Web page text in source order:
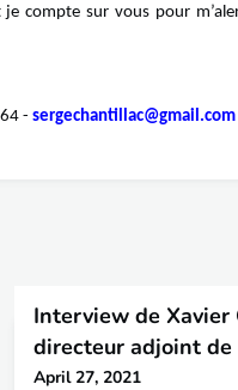
compte sur vous pour
- sergechantillac@gmail.com
Interview de Xavier
directeur adjoint de
April 27, 2021